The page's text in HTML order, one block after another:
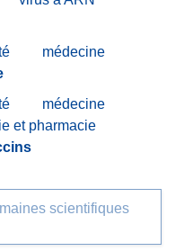
médecine
médecine
et pharmacie
scientifiques